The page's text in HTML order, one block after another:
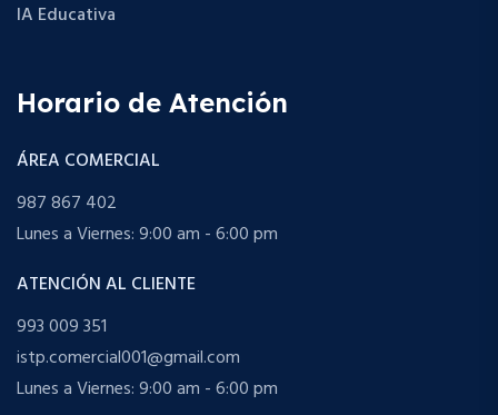
IA Educativa
Horario de Atención
ÁREA COMERCIAL
987 867 402
Lunes a Viernes: 9:00 am - 6:00 pm
ATENCIÓN AL CLIENTE
993 009 351
istp.comercial001@gmail.com
Lunes a Viernes: 9:00 am - 6:00 pm